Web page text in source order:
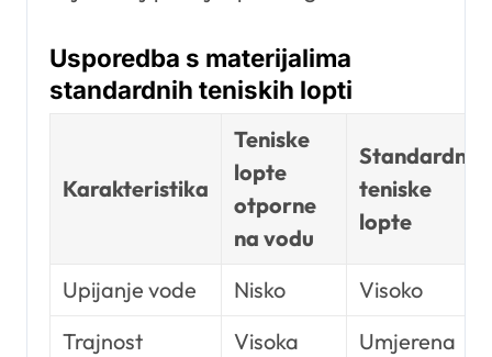
Usporedba s materijalima
standardnih teniskih lopti
Karakteristika
Teniske
lopte
otporne
na vodu
Standardne
teniske
lopte
Upijanje vode Nisko
Visoko
Trajnost
Visoka
Umjerena